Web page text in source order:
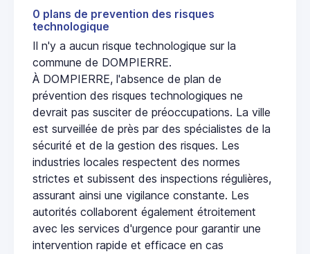
0 plans de prevention des risques
technologique
Il n'y a aucun risque technologique sur la
commune de DOMPIERRE.
À DOMPIERRE, l'absence de plan de
prévention des risques technologiques ne
devrait pas susciter de préoccupations. La ville
est surveillée de près par des spécialistes de la
sécurité et de la gestion des risques. Les
industries locales respectent des normes
strictes et subissent des inspections régulières,
assurant ainsi une vigilance constante. Les
autorités collaborent également étroitement
avec les services d'urgence pour garantir une
intervention rapide et efficace en cas